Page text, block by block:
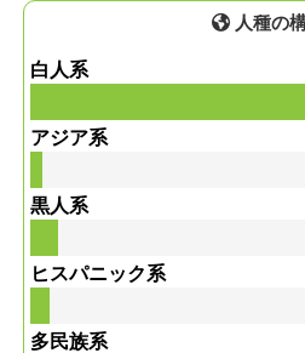
人種の
白人系
アジア系
黒人系
ヒスパニック系
多民族系